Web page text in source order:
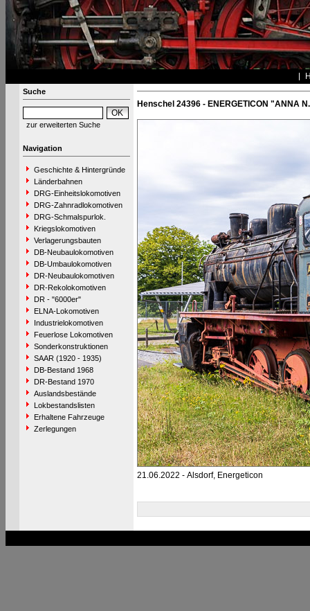
Suche
zur erweiterten Suche
Navigation
Geschichte & Hintergründe
Länderbahnen
DRG-Einheitslokomotiven
DRG-Zahnradlokomotiven
DRG-Schmalspurlok.
Kriegslokomotiven
Verlagerungsbauten
DB-Neubaulokomotiven
DB-Umbaulokomotiven
DR-Neubaulokomotiven
DR-Rekolokomotiven
DR - "6000er"
ELNA-Lokomotiven
Industrielokomotiven
Feuerlose Lokomotiven
Sonderkonstruktionen
SAAR (1920 - 1935)
DB-Bestand 1968
DR-Bestand 1970
Auslandsbestände
Lokbestandslisten
Erhaltene Fahrzeuge
Zerlegungen
Henschel 24396 - ENERGETICON "ANNA
21.06.2022 - Alsdorf, Energeticon